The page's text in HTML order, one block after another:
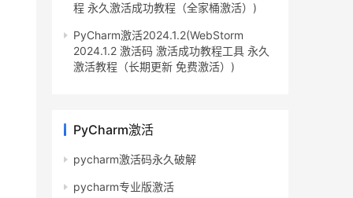
程 永久激活成功教程（全家桶激活）)
PyCharm激活2024.1.2(WebStorm
2024.1.2 激活码 激活成功教程工具 永久
激活教程（长期更新 免费激活）)
PyCharm激活
pycharm激活码永久破解
pycharm专业版激活